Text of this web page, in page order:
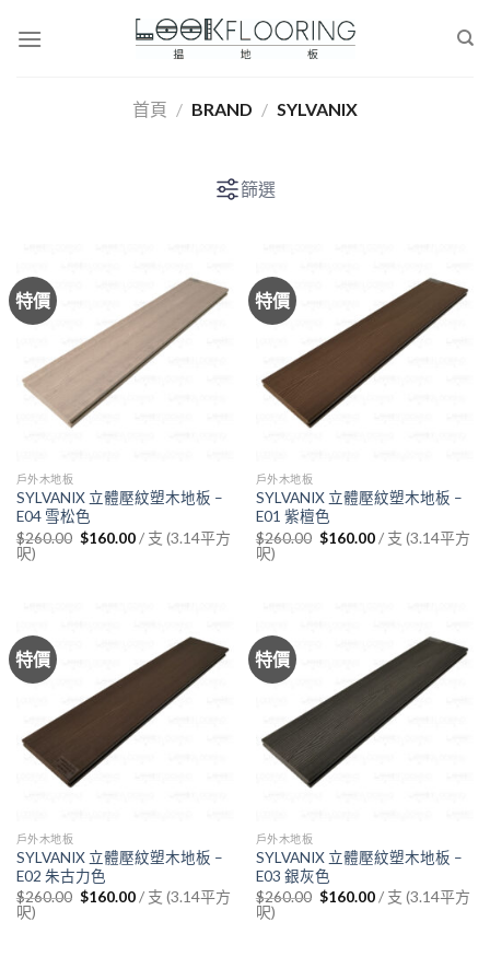
首頁 / BRAND / SYLVANIX
篩選
特價
戶外木地板
SYLVANIX 立體壓紋塑木地板 –
E04 雪松色
$260.00 Original
price
$160.00Current
price
/ 支 (3.14平方
呎)
特價
戶外木地板
SYLVANIX 立體壓紋塑木地板 –
E01 紫檀色
$260.00 Original
price
$160.00Current
price
/ 支 (3.14平方
呎)
特價
戶外木地板
SYLVANIX 立體壓紋塑木地板 –
E02 朱古力色
$260.00 Original
price
$160.00Current
price
/ 支 (3.14平方
呎)
特價
戶外木地板
SYLVANIX 立體壓紋塑木地板 –
E03 銀灰色
$260.00 Original
price
$160.00Current
price
/ 支 (3.14平方
呎)